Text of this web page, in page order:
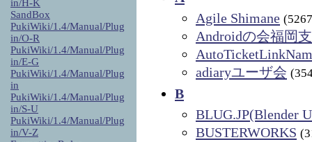
Agile Shimane
Androidの会福岡
adiaryユーザ会
B
BLUG.JP(Blender
BUSTERWORKS
in/H-K
SandBox
PukiWiki/1.4/Manual/Plug
in/O-R
PukiWiki/1.4/Manual/Plug
in/E-G
PukiWiki/1.4/Manual/Plug
in
PukiWiki/1.4/Manual/Plug
in/S-U
PukiWiki/1.4/Manual/Plug
in/V-Z